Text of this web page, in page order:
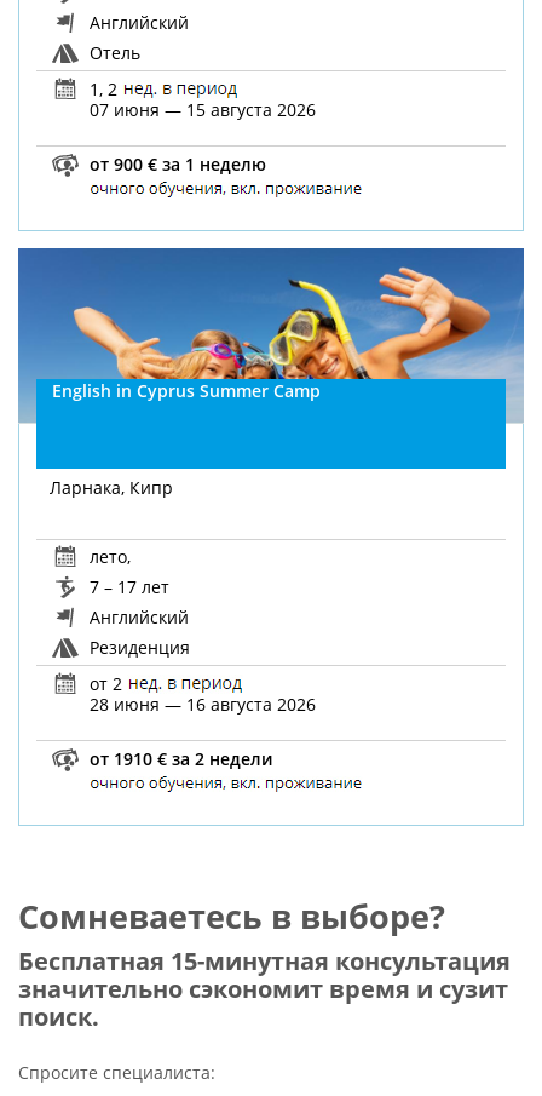
Английский
Отель
1, 2
07 июня — 15 августа 2026
от 900 € за 1 неделю
English in Cyprus Summer Camp
Ларнака, Кипр
лето,
7 – 17 лет
Английский
Резиденция
от 2
28 июня — 16 августа 2026
от 1910 € за 2 недели
Сомневаетесь в выборе?
Бесплатная 15-минутная консультация
значительно сэкономит время и сузит
поиск.
Спросите специалиста: